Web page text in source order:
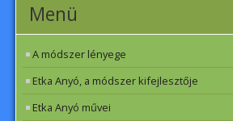
Menü
A módszer lényege
Etka Anyó, a módszer kifejlesztője
Etka Anyó művei